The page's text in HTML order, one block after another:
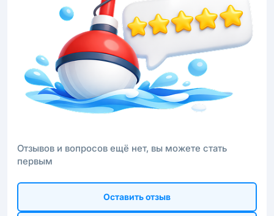
Отзывов и вопросов ещё нет, вы можете стать
первым
Оставить отзыв